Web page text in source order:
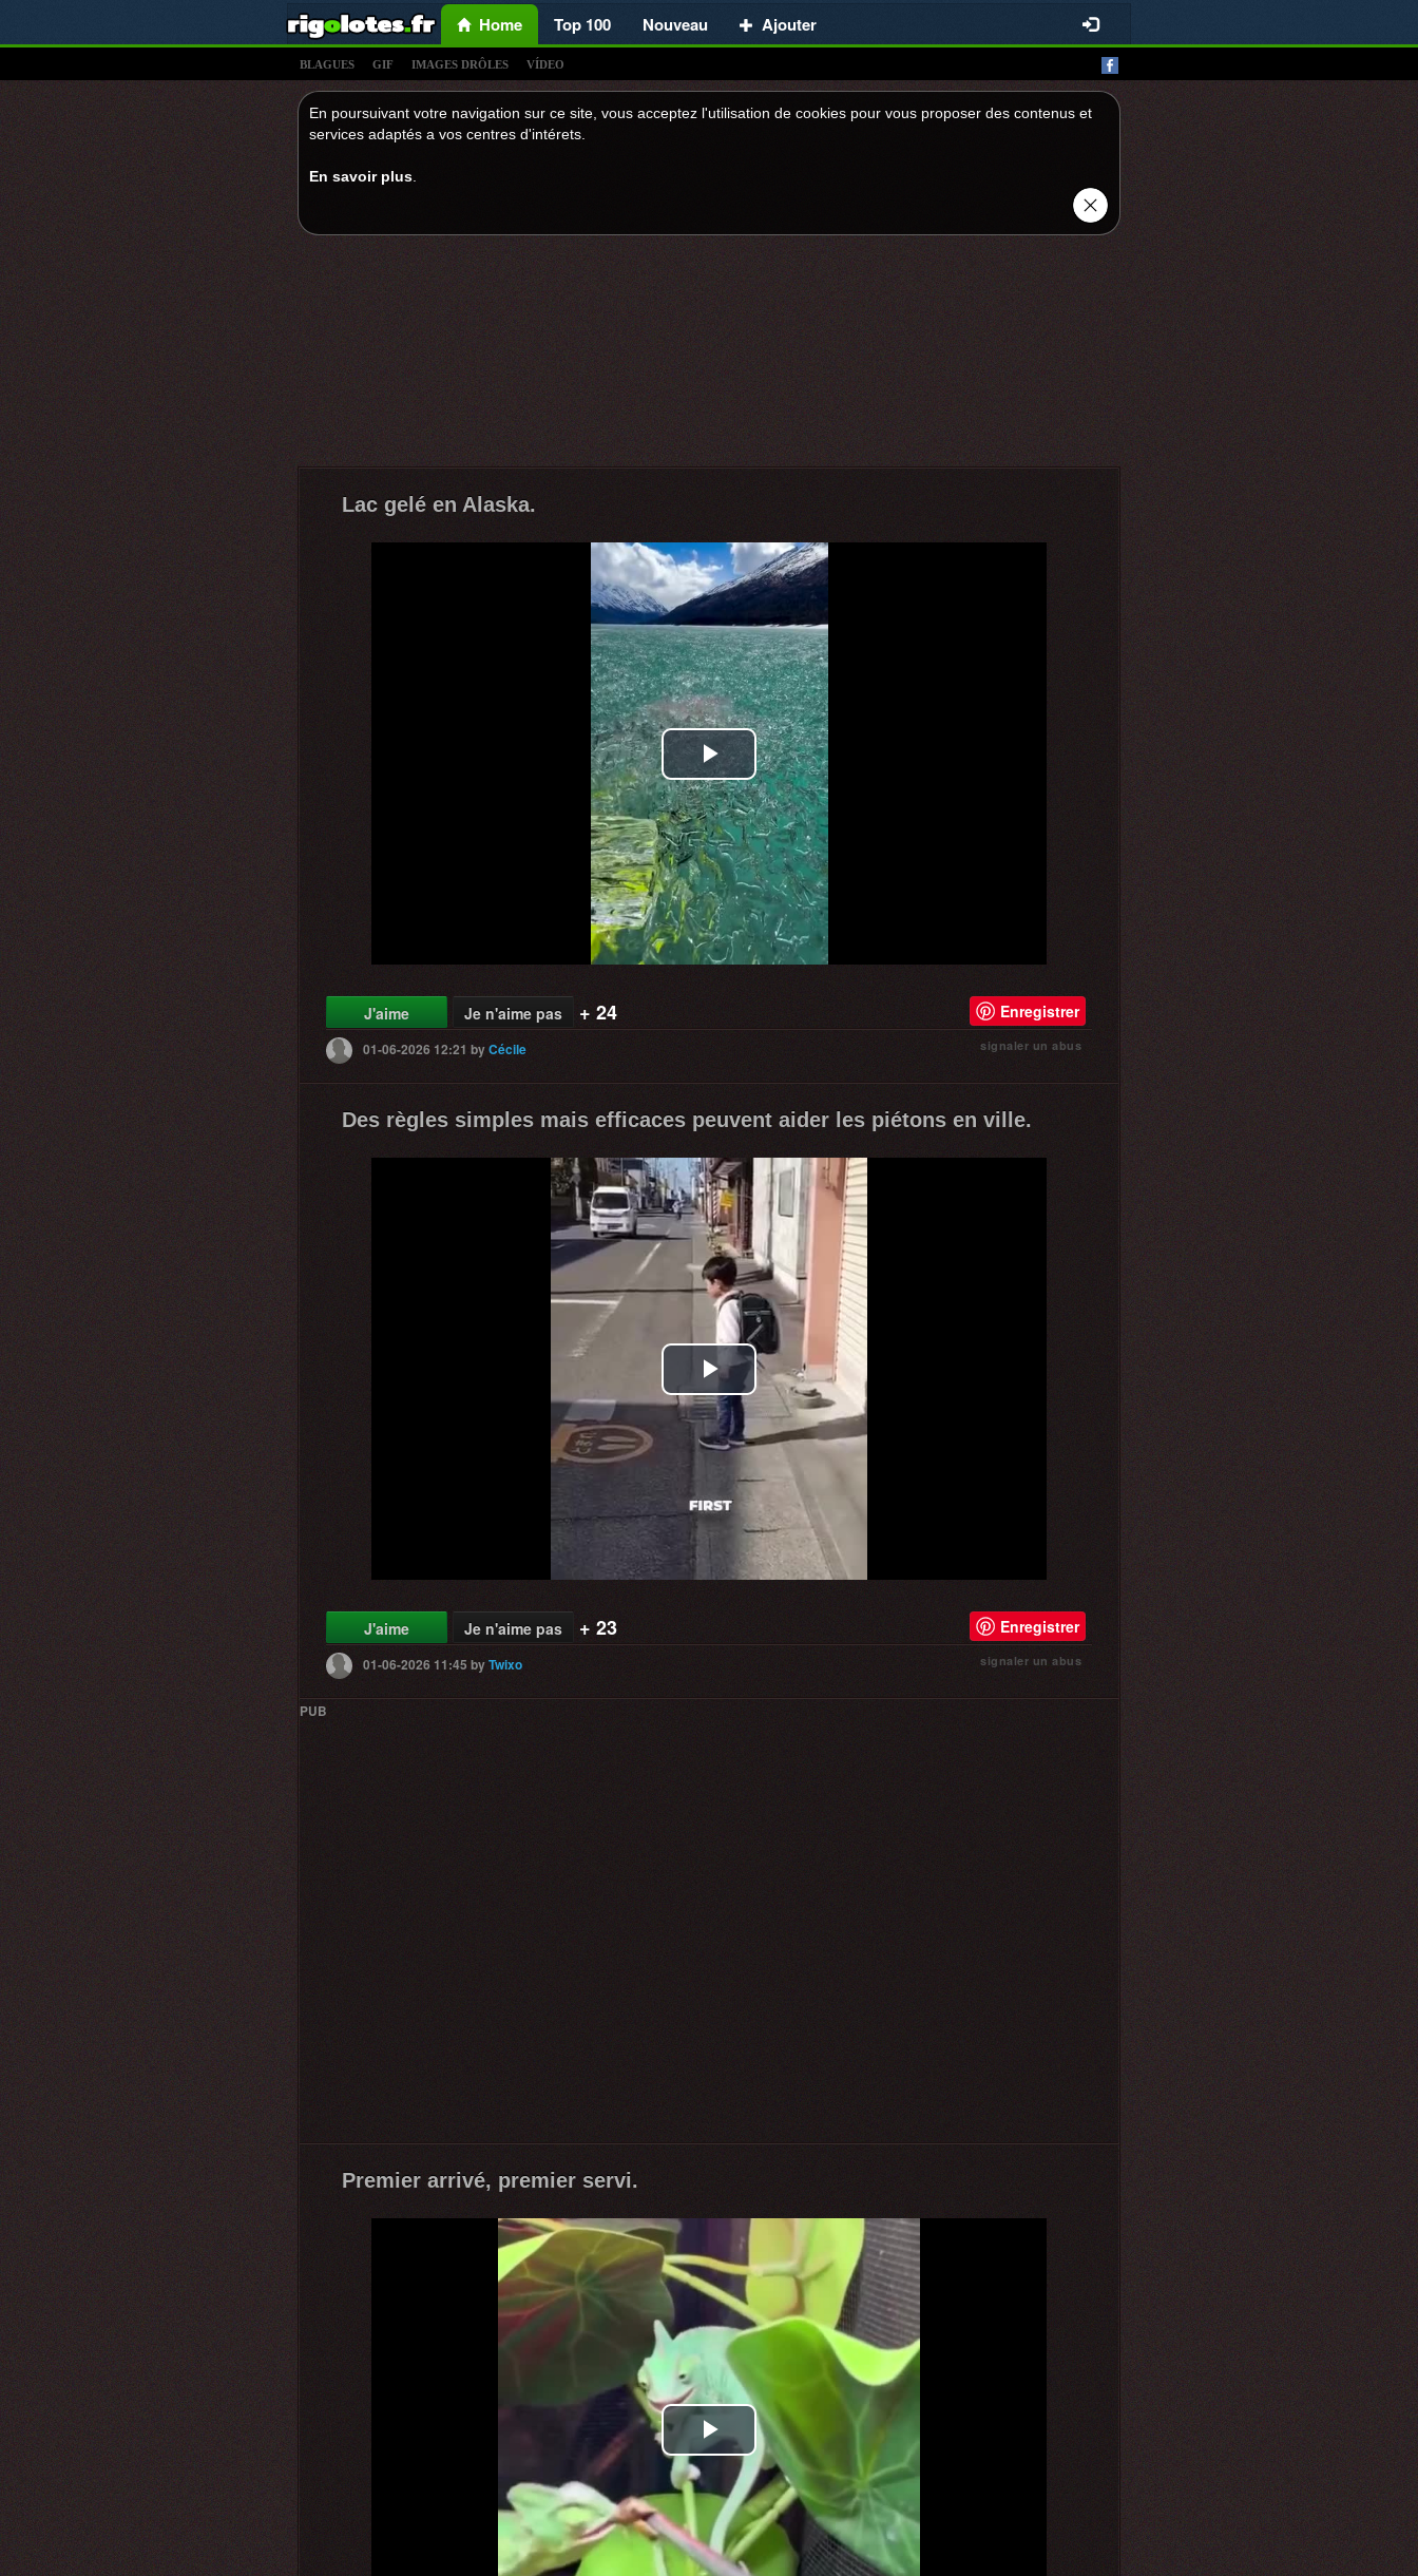
Home Top 100 Nouveau Ajouter
BLAGUES GIF IMAGES DRÔLES VÍDEO
En poursuivant votre navigation sur ce site, vous acceptez l'utilisation de cookies pour vous proposer des contenus et
services adaptés a vos centres d'intérets.
En savoir plus
Lac gelé en Alaska.
Play
Video
J'aime Je n'aime pas + 24 Enregistrer
01-06-2026 12:21 byCécile signaler un abus
Des règles simples mais efficaces peuvent aider les piétons en ville.
Play
Video
J'aime Je n'aime pas + 23 Enregistrer
01-06-2026 11:45 byTwixo signaler un abus
PUB
Premier arrivé, premier servi.
Play
Video